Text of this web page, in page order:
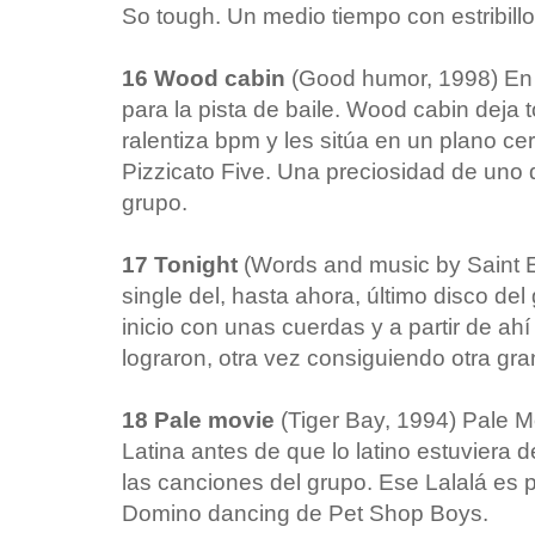
So tough. Un medio tiempo con
16 Wood cabin (Good humor, 1998)
para la pista de baile. Wood cabin deja
ralentiza bpm y les sitúa en un plano
Pizzicato Five. Una preciosidad de
grupo.
17 Tonight (Words and music by Saint
single del, hasta ahora, último disco
inicio con unas cuerdas y a partir de
lograron, otra vez consiguiendo otra
18 Pale movie (Tiger Bay, 1994) Pale
Latina antes de que lo latino estuviera
las canciones del grupo. Ese Lalalá es
Domino dancing de Pet Shop Boys.